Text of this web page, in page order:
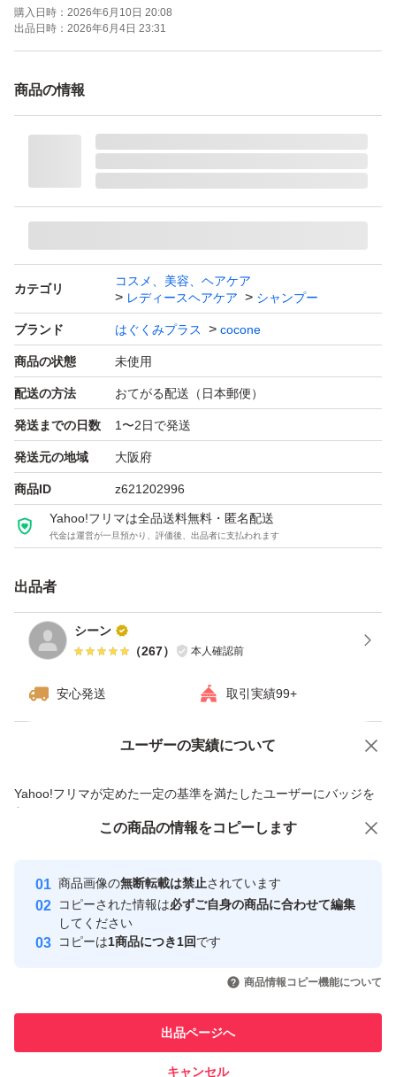
--
cocone クレイクリームシャンプー モイスト 詰め替え 400
ブランド：はぐくみプラス cocone
ご質問や写真の取り直しなどございましたら、お気軽にコ
購入日時： 2026年6月10日 20:08
出品日時： 2026年6月4日 23:31
商品の情報
カテゴリ
コスメ、美容、ヘアケア
レディースヘアケア
シャンプー
ブランド はぐくみプラス cocone
商品の状態 未使用
配送の方法 おてがる配送（日本郵便）
発送までの日数 1〜2日で発送
発送元の地域 大阪府
商品ID z621202996
Yahoo!フリマは全品送料無料・匿名配送
代金は運営が一旦預かり、評価後、出品者に支払われます
出品者
シーン
（267） 本人確認前
安心発送 取引実績99+
ユーザーの実績について
Yahoo!フリマが定めた一定の基準を満たしたユーザーにバッジを
付与しています
安心取引出品者
心・安全なユーザーです
取引実績
引を完了させた実績があります
での取引実績があります
価格の相談 商品への質問
この商品の情報をコピーします
商品画像の無断転載は禁止されています
コピーされた情報は必ずご自身の商品に合わせて編集
してください
コピーは1商品につき1回です
商品情報コピー機能について
出品ページへ
キャンセル
この商品をみている人にオススメ